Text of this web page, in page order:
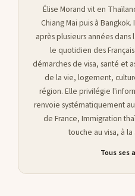
Élise Morand vit en
Chiang Mai puis à
après plusieurs années
le quotidien des
démarches de visa, santé et
de la vie, logement,
région. Elle privilégie
renvoie systématiquement
de France, Immigration
touche au visa, à
Tous ses